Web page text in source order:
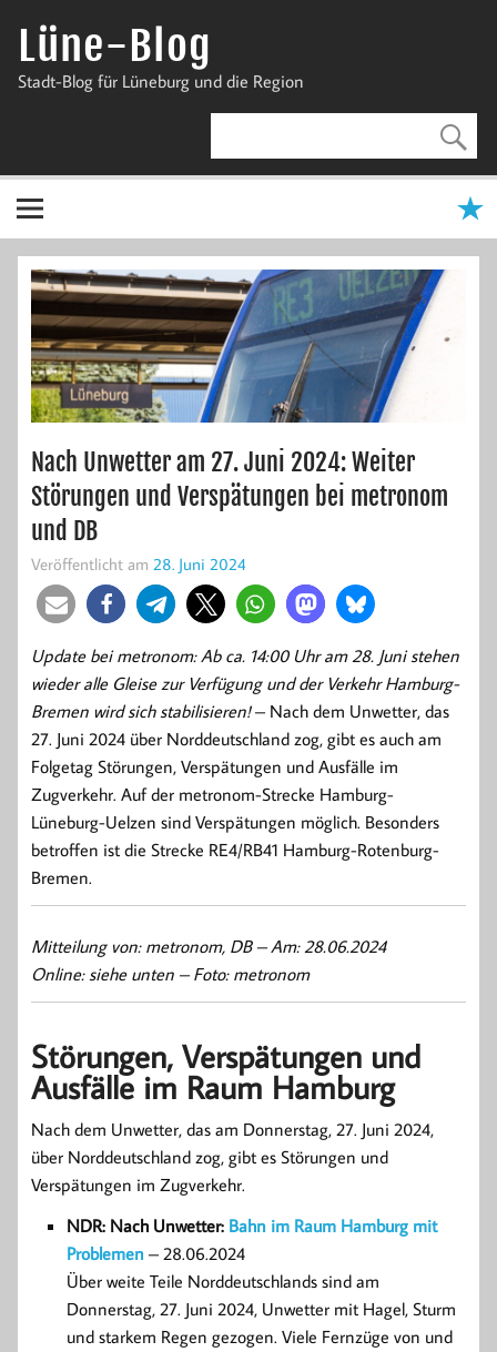
InhaltLüne-Blog
Stadt-Blog für Lüneburg und die Region
Nach Unwetter am 27. Juni 2024: Weiter
Störungen und Verspätungen bei metronom
und DB
Veröffentlicht am 28. Juni 2024
Update bei metronom: Ab ca. 14:00 Uhr am 28. Juni stehen
wieder alle Gleise zur Verfügung und der Verkehr Hamburg-
Bremen wird sich stabilisieren!– Nach dem Unwetter, das
27. Juni 2024 über Norddeutschland zog, gibt es auch am
Folgetag Störungen, Verspätungen und Ausfälle im
Zugverkehr. Auf der metronom-Strecke Hamburg-
Lüneburg-Uelzen sind Verspätungen möglich. Besonders
betroffen ist die Strecke RE4/RB41 Hamburg-Rotenburg-
Bremen.
Mitteilung von: metronom, DB –Am: 28.06.2024
Online: siehe unten – Foto: metronom
Störungen, Verspätungen und
Ausfälle im Raum Hamburg
Nach dem Unwetter, das am Donnerstag, 27. Juni 2024,
über Norddeutschland zog, gibt es Störungen und
Verspätungen im Zugverkehr.
NDR: Nach Unwetter: Bahn im Raum Hamburg mit
Problemen – 28.06.2024
Über weite Teile Norddeutschlands sind am
Donnerstag, 27. Juni 2024, Unwetter mit Hagel, Sturm
und starkem Regen gezogen. Viele Fernzüge von und